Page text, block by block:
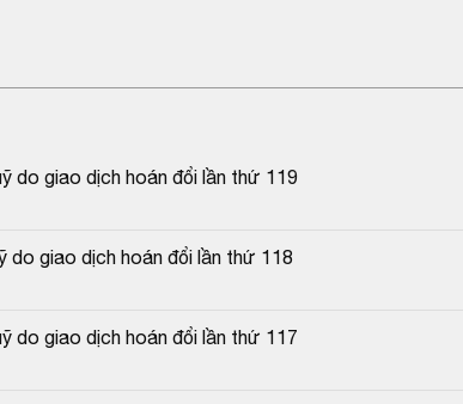
do giao dịch hoán đổi lần thứ 119
do giao dịch hoán đổi lần thứ 118
do giao dịch hoán đổi lần thứ 117